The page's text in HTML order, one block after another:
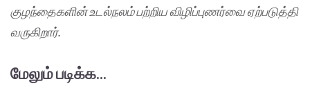
குழந்தைகளின் உடல்நலம் பற்றிய விழிப்புணர்வை ஏற்படுத்தி
வருகிறார்.
மேலும் படிக்க...